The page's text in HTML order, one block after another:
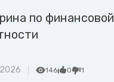
по финансовой
146 0 1